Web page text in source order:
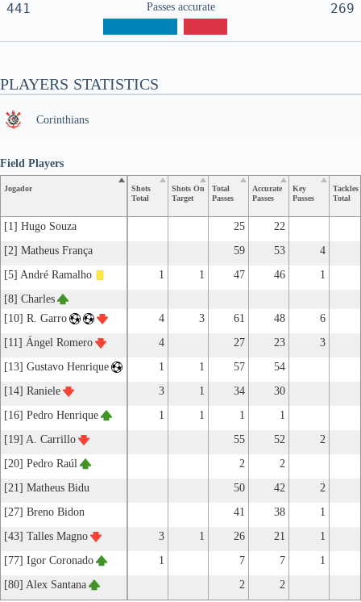
441 Passes accurate 269
PLAYERS STATISTICS
Corinthians
Jogador
Shots
Total
Shots On
Target
Total
Passes
Accurate
Passes
Key
Passes
Tackles
Total
[1] Hugo Souza 25
22
[2] Matheus França
59 53
4
[5] André Ramalho
1 1 47 46 1
[8] Charles
[10] R. Garro
4 3 61 48 6
[11] Ángel Romero
4 27 23
3
[13] Gustavo Henrique
1 1 57 54
[14] Raniele
3 1 34 30
[16] Pedro Henrique
1 1 1
1
[19] A. Carrillo
55 52
2
[20] Pedro Raúl
2
2
[21] Matheus Bidu
50 42
2
[27] Breno Bidon
41 38 1
[43] Talles Magno
3 1 26 21 1
[77] Igor Coronado
1 7 7 1
[80] Alex Santana
2 2
Field Players